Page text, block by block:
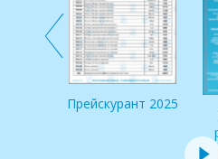
Прейскурант 2025